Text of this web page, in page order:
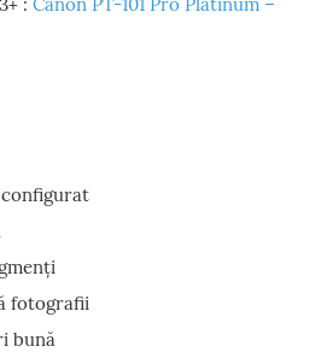
fotografii
bună